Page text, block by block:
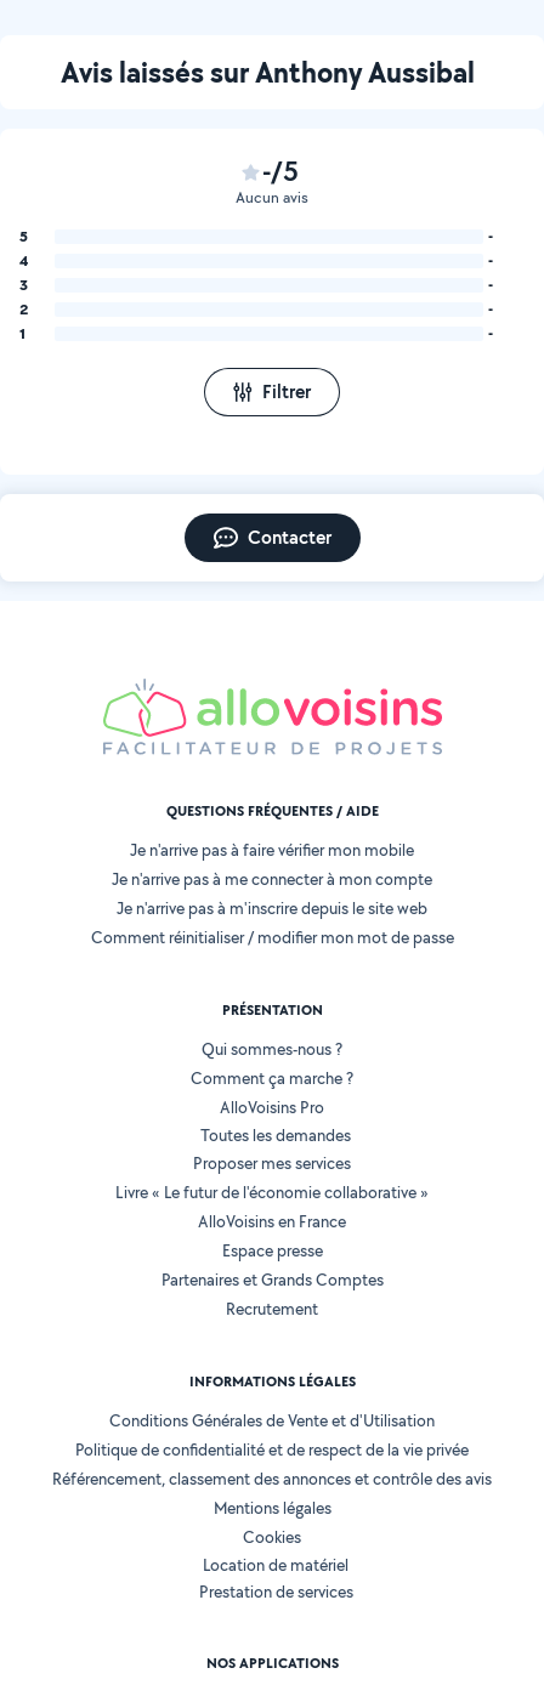
Avis laissés sur Anthony Aussibal
-/5
Aucun avis
5
-
4
-
3
-
2
-
1
-
Filtrer
Contacter
QUESTIONS FRÉQUENTES / AIDE
Je n'arrive pas à faire vérifier mon mobile
Je n'arrive pas à me connecter à mon compte
Je n'arrive pas à m'inscrire depuis le site web
Comment réinitialiser / modifier mon mot de passe
PRÉSENTATION
Qui sommes-nous ?
Comment ça marche ?
AlloVoisins Pro
Toutes les demandes
Proposer mes services
Livre « Le futur de l'économie collaborative »
AlloVoisins en France
Espace presse
Partenaires et Grands Comptes
Recrutement
INFORMATIONS LÉGALES
Conditions Générales de Vente et d'Utilisation
Politique de confidentialité et de respect de la vie privée
Référencement, classement des annonces et contrôle des avis
Mentions légales
Cookies
Location de matériel
Prestation de services
NOS APPLICATIONS